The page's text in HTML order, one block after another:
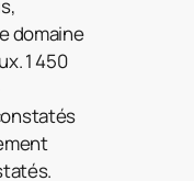
domaine
1 450